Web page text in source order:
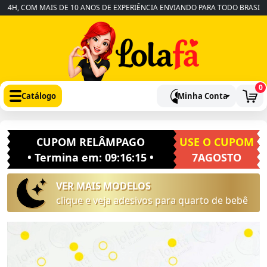
COM MAIS DE 10 ANOS DE EXPERIÊNCIA ENVIANDO PARA TODO BRASIL
Catálogo Minha Conta
0
CUPOM RELÂMPAGO
• Termina em: 09:16:14•
USE O CUPOM
7AGOSTO
VER MAIS MODELOS
clique e veja adesivos para quarto de bebê